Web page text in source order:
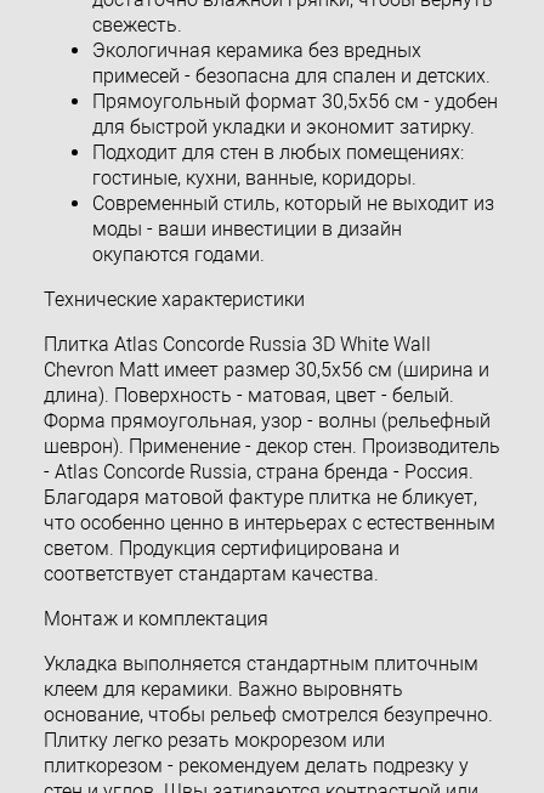
свежесть.
Экологичная керамика без вредных
примесей - безопасна для спален и детских.
Прямоугольный формат 30,5x56 см - удобен
для быстрой укладки и экономит затирку.
Подходит для стен в любых помещениях:
гостиные, кухни, ванные, коридоры.
Современный стиль, который не выходит из
моды - ваши инвестиции в дизайн
окупаются годами.
Технические характеристики
Плитка Atlas Concorde Russia 3D White Wall
Chevron Matt имеет размер 30,5х56 см (ширина и
длина). Поверхность - матовая, цвет - белый.
Форма прямоугольная, узор - волны (рельефный
шеврон). Применение - декор стен. Производитель
- Atlas Concorde Russia, страна бренда - Россия.
Благодаря матовой фактуре плитка не бликует,
что особенно ценно в интерьерах с естественным
светом. Продукция сертифицирована и
соответствует стандартам качества.
Монтаж и комплектация
Укладка выполняется стандартным плиточным
клеем для керамики. Важно выровнять
основание, чтобы рельеф смотрелся безупречно.
Плитку легко резать мокрорезом или
плиткорезом - рекомендуем делать подрезку у